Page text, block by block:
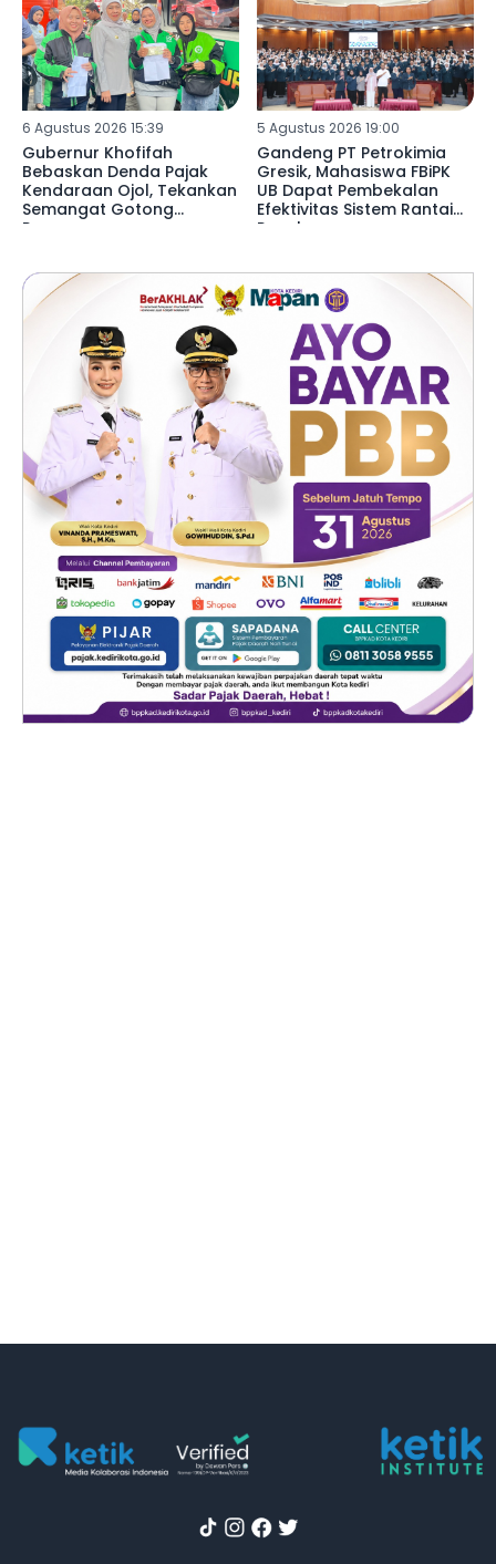
6 Agustus 2026 15:39
Gubernur Khofifah
Bebaskan Denda Pajak
Kendaraan Ojol, Tekankan
Semangat Gotong
Royong
5 Agustus 2026 19:00
Gandeng PT Petrokimia
Gresik, Mahasiswa FBiPK
UB Dapat Pembekalan
Efektivitas Sistem Rantai
Pasok